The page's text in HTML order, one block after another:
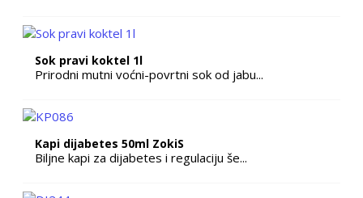
Sok pravi koktel 1l
Prirodni mutni voćni-povrtni sok od jabu...
Kapi dijabetes 50ml ZokiS
Biljne kapi za dijabetes i regulaciju še...